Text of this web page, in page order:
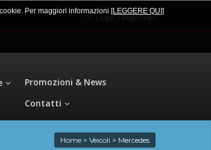
Per maggiori informazioni [LEGGERE QUI ]
Login / Registrati
Promozioni & News
Contatti
Home> Veicoli > Mercedes